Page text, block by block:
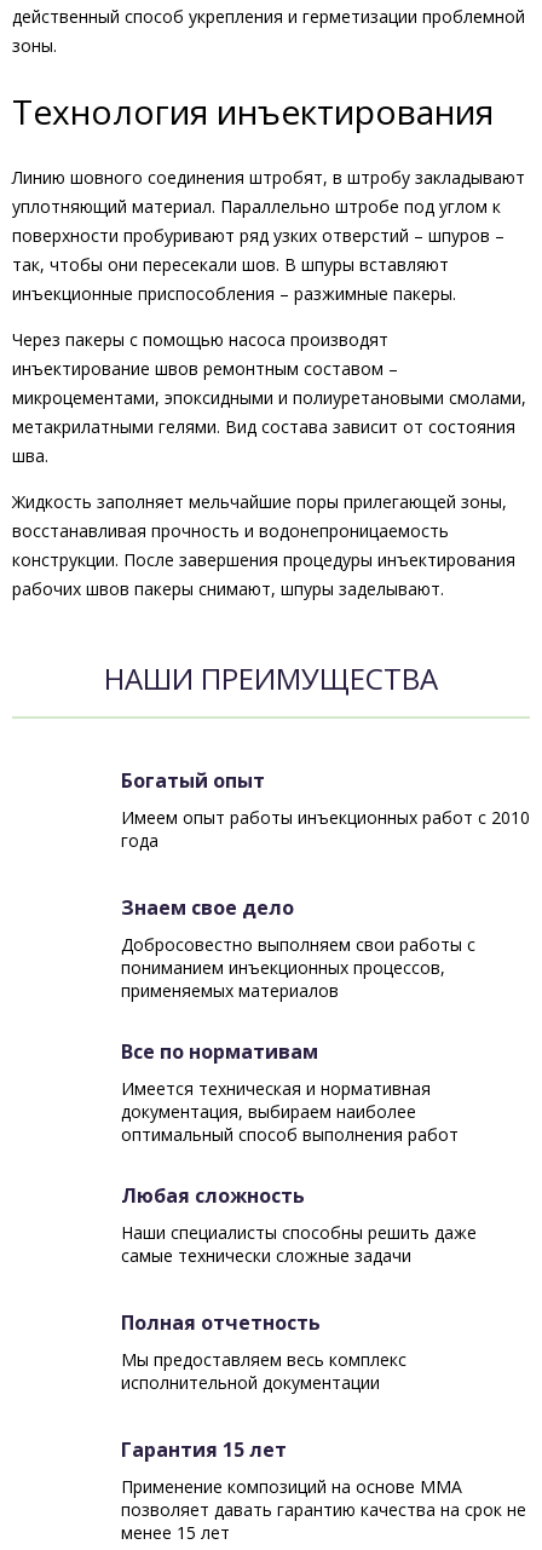
действенный способ укрепления и герметизации проблемной
зоны.
Технология инъектирования
Линию шовного соединения штробят, в штробу закладывают
уплотняющий материал. Параллельно штробе под углом к
поверхности пробуривают ряд узких отверстий – шпуров –
так, чтобы они пересекали шов. В шпуры вставляют
инъекционные приспособления – разжимные пакеры.
Через пакеры с помощью насоса производят
инъектирование швов ремонтным составом –
микроцементами, эпоксидными и полиуретановыми смолами,
метакрилатными гелями. Вид состава зависит от состояния
шва.
Жидкость заполняет мельчайшие поры прилегающей зоны,
восстанавливая прочность и водонепроницаемость
конструкции. После завершения процедуры инъектирования
рабочих швов пакеры снимают, шпуры заделывают.
НАШИ ПРЕИМУЩЕСТВА
Богатый опыт
Имеем опыт работы инъекционных работ с 2010
года
Знаем свое дело
Добросовестно выполняем свои работы с
пониманием инъекционных процессов,
применяемых материалов
Все по нормативам
Имеется техническая и нормативная
документация, выбираем наиболее
оптимальный способ выполнения работ
Любая сложность
Наши специалисты способны решить даже
самые технически сложные задачи
Полная отчетность
Мы предоставляем весь комплекс
исполнительной документации
Гарантия 15 лет
Применение композиций на основе ММА
позволяет давать гарантию качества на срок не
менее 15 лет